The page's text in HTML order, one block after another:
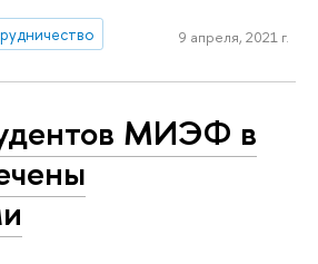
9 апреля, 2021 г.
МИЭФ в